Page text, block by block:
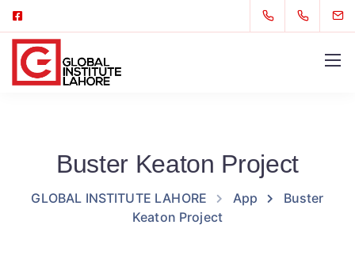
Buster Keaton Project
GLOBAL INSTITUTE LAHORE App
Buster
Keaton Project